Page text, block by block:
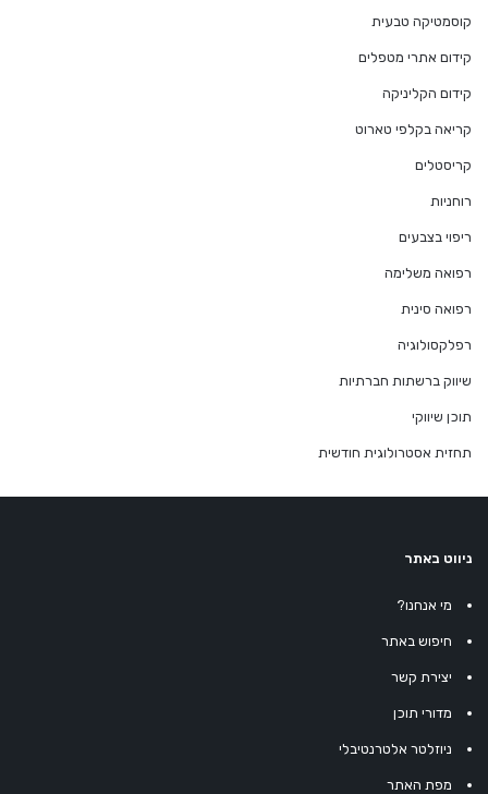
קוסמטיקה טבעית
קידום אתרי מטפלים
קידום הקליניקה
קריאה בקלפי טארוט
קריסטלים
רוחניות
ריפוי בצבעים
רפואה משלימה
רפואה סינית
רפלקסולוגיה
שיווק ברשתות חברתיות
תוכן שיווקי
תחזית אסטרולוגית חודשית
ניווט באתר
מי אנחנו?
חיפוש באתר
יצירת קשר
מדורי תוכן
ניוזלטר אלטרנטיבלי
מפת האתר